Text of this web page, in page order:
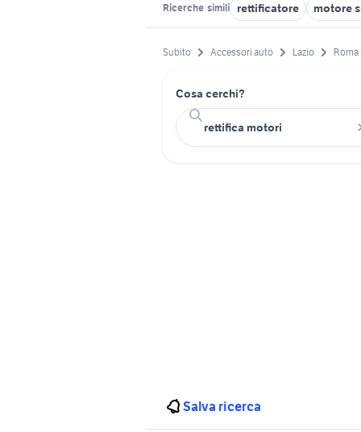
Ricerche simili rettificatore motore
Subito Accessori auto Lazio Roma
Cosa cerchi?
Salva ricerca